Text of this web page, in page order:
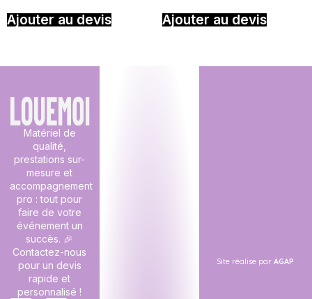
Ajouter au devis Ajouter au devis
Matériel de
qualité,
prestations sur-
mesure et
accompagnement
pro : tout pour
faire de votre
événement un
succès. 🎉
Contactez-nous
pour un devis
rapide et
personnalisé !
Site réalise parAGAP